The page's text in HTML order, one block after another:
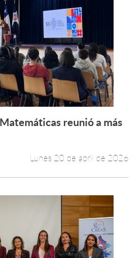
Leer más +
reunió a más
Lunes 20 de abril de 2026